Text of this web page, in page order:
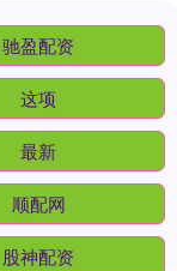
驰盈配资
这项
最新
顺配网
股神配资